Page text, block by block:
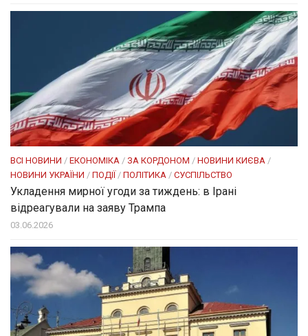
ВСІ НОВИНИ / ЕКОНОМІКА / ЗА КОРДОНОМ / НОВИНИ КИЄВА /
НОВИНИ УКРАЇНИ / ПОДІЇ / ПОЛІТИКА / СУСПІЛЬСТВО
Укладення мирної угоди за тиждень: в Ірані
відреагували на заяву Трампа
03.06.2026